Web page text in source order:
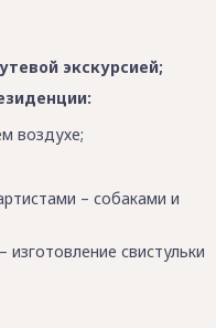
экскурсией;
воздухе;
– собаками и
свистульки